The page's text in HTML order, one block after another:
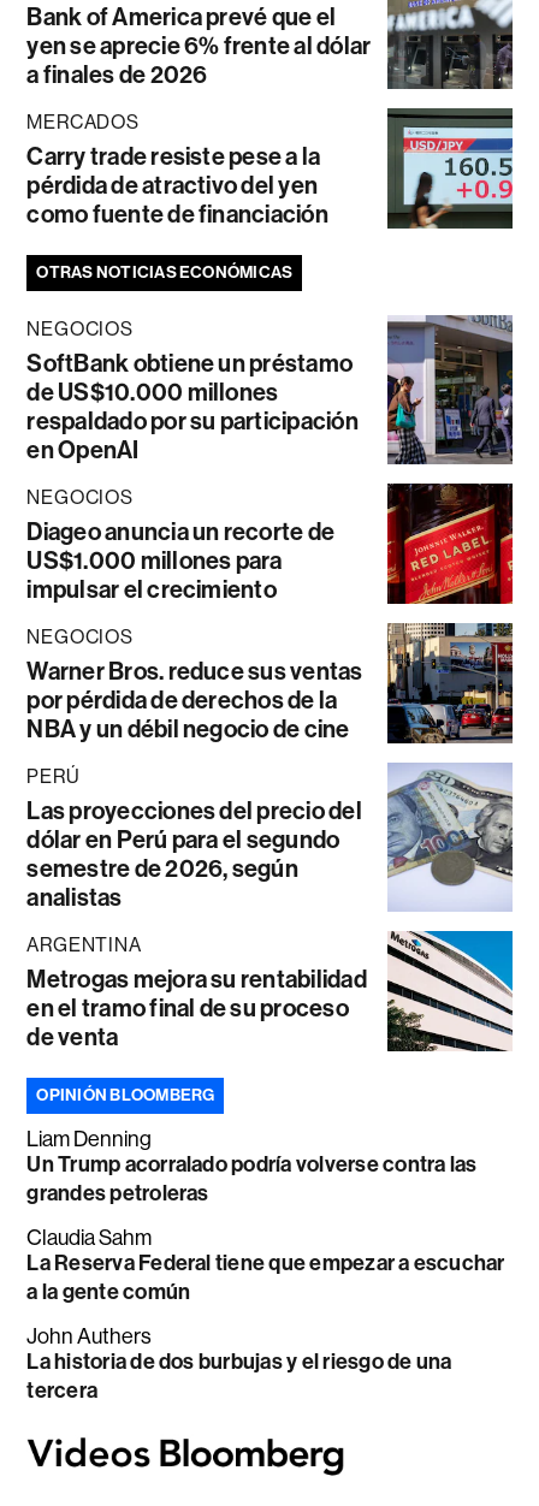
Bank of America prevé que el
yen se aprecie 6% frente al dólar
a finales de 2026
MERCADOS
Carry trade resiste pese a la
pérdida de atractivo del yen
como fuente de financiación
OTRAS NOTICIAS ECONÓMICAS
NEGOCIOS
SoftBank obtiene un préstamo
de US$10.000 millones
respaldado por su participación
en OpenAI
NEGOCIOS
Diageo anuncia un recorte de
US$1.000 millones para
impulsar el crecimiento
NEGOCIOS
Warner Bros. reduce sus ventas
por pérdida de derechos de la
NBA y un débil negocio de cine
PERÚ
Las proyecciones del precio del
dólar en Perú para el segundo
semestre de 2026, según
analistas
ARGENTINA
Metrogas mejora su rentabilidad
en el tramo final de su proceso
de venta
OPINIÓN BLOOMBERG
Liam Denning
Un Trump acorralado podría volverse contra las
grandes petroleras
Claudia Sahm
La Reserva Federal tiene que empezar a escuchar
a la gente común
John Authers
La historia de dos burbujas y el riesgo de una
tercera